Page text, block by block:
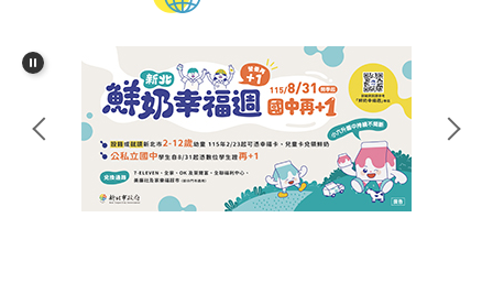
網路資源